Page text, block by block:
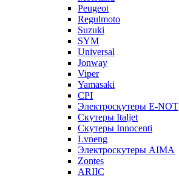
Peugeot
Regulmoto
Suzuki
SYM
Universal
Jonway
Viper
Yamasaki
CPI
Электроскутеры E-NOT
Скутеры Italjet
Скутеры Innocenti
Lvneng
Электроскутеры AIMA
Zontes
ARIIC